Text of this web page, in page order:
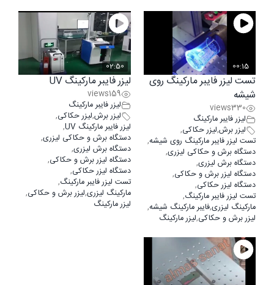
00:15
تست لیزر فایبر مارکینگ روی
شیشه
330
views
لیزر فایبر مارکینگ
لیزر برش,لیزر حکاکی,
تست لیزر فایبر مارکینگ روی شیشه,
دستگاه برش و حکاکی لیزری,
دستگاه برش لیزری,
دستگاه لیزر برش و حکاکی,
دستگاه لیزر حکاکی,
تست لیزر فایبر مارکینگ,
مارکینگ لیزری,فایبر مارکینگ شیشه,
لیزر برش و حکاکی,لیزر مارکینگ
02:50
لیزر فایبر مارکینگ UV
159
views
لیزر فایبر مارکینگ
لیزر برش,لیزر حکاکی,
لیزر فایبر مارکینگ UV
,
دستگاه برش و حکاکی لیزری,
دستگاه برش لیزری,
دستگاه لیزر برش و حکاکی,
دستگاه لیزر حکاکی,
تست لیزر فایبر مارکینگ,
مارکینگ لیزری,لیزر برش و حکاکی,
لیزر مارکینگ